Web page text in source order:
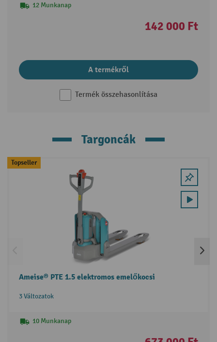
12 Munkanap
142 000 Ft
A termékről
Termék összehasonlítása
Targoncák
Skip product gallery
Topseller
Ameise® PTE 1.5 elektromos emelőkocsi
3 Változatok
10 Munkanap